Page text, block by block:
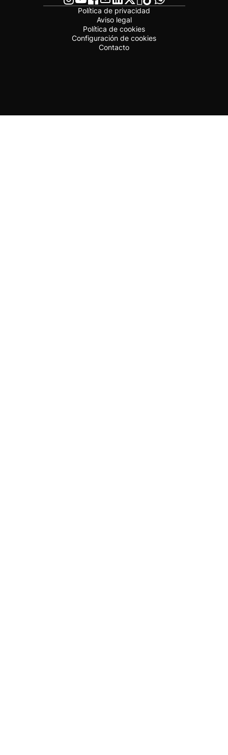
Política de privacidad
Aviso legal
Política de cookies
Configuración de cookies
Contacto